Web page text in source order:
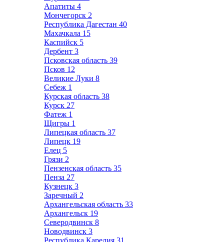
Апатиты 4
Мончегорск 2
Республика Дагестан 40
Махачкала 15
Каспийск 5
Дербент 3
Псковская область 39
Псков 12
Великие Луки 8
Себеж 1
Курская область 38
Курск 27
Фатеж 1
Щигры 1
Липецкая область 37
Липецк 19
Елец 5
Грязи 2
Пензенская область 35
Пенза 27
Кузнецк 3
Заречный 2
Архангельская область 33
Архангельск 19
Северодвинск 8
Новодвинск 3
Республика Карелия 31